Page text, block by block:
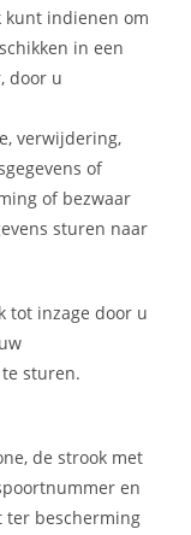
kunt indienen om
in een
door u
verwijdering,
of
of bezwaar
sturen naar
tot inzage door u
sturen.
de strook met
en
ter bescherming